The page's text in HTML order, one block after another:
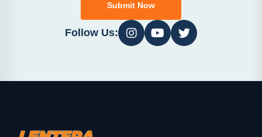
Submit Now
Follow Us: